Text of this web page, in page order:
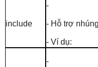
include
-
- Hỗ trợ
- Ví dụ:
-